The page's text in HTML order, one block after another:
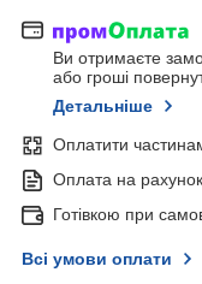
Ви отримаєте
або гроші
Детальніше
Оплатити
Оплата на рахунок
Готівкою при
Всі умови оплати